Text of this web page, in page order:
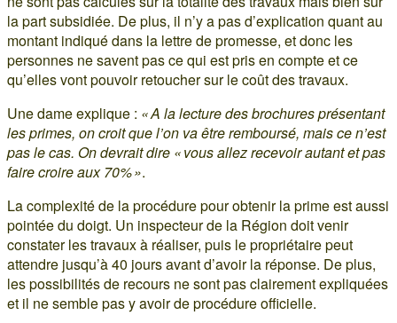
la part subsidiée. De plus, il n’y a pas d’explication quant au
montant indiqué dans la lettre de promesse, et donc les
personnes ne savent pas ce qui est pris en compte et ce
qu’elles vont pouvoir retoucher sur le coût des travaux.
Une dame explique : « A la lecture des brochures présentant
les primes, on croit que l’on va être remboursé, mais ce n’est
pas le cas. On devrait dire « vous allez recevoir autant et pas
faire croire aux 70% ».
La complexité de la procédure pour obtenir la prime est aussi
pointée du doigt. Un inspecteur de la Région doit venir
constater les travaux à réaliser, puis le propriétaire peut
attendre jusqu’à 40 jours avant d’avoir la réponse. De plus,
les possibilités de recours ne sont pas clairement expliquées
et il ne semble pas y avoir de procédure officielle.